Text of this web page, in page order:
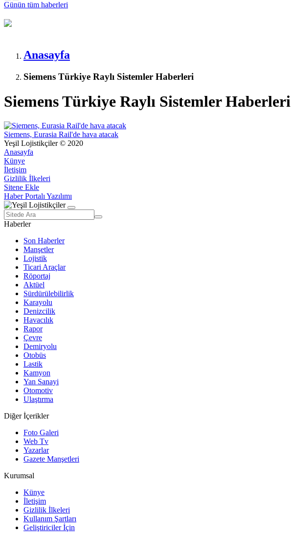
Günün tüm haberleri
Anasayfa
Siemens Türkiye Raylı Sistemler Haberleri
Siemens Türkiye Raylı Sistemler Haberleri
Siemens, Eurasia Rail'de hava atacak
Yeşil Lojistikçiler © 2020
Anasayfa
Künye
İletişim
Gizlilik İlkeleri
Sitene Ekle
Haber Portalı Yazılımı
Haberler
Son Haberler
Manşetler
Lojistik
Ticari Araçlar
Röportaj
Aktüel
Sürdürülebilirlik
Karayolu
Denizcilik
Havacılık
Rapor
Çevre
Demiryolu
Otobüs
Lastik
Kamyon
Yan Sanayi
Otomotiv
Ulaştırma
Diğer İçerikler
Foto Galeri
Web Tv
Yazarlar
Gazete Manşetleri
Kurumsal
Künye
İletişim
Gizlilik İlkeleri
Kullanım Şartları
Geliştiriciler İçin